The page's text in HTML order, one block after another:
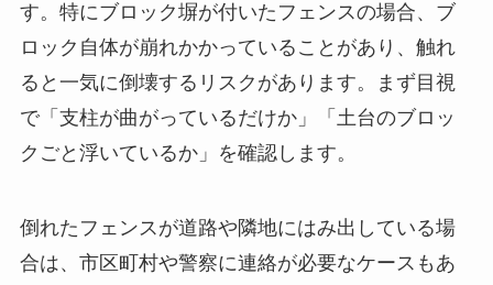
す。特にブロック塀が付いたフェンスの場合、ブ
ロック自体が崩れかかっていることがあり、触れ
ると一気に倒壊するリスクがあります。まず目視
で「支柱が曲がっているだけか」「土台のブロッ
クごと浮いているか」を確認します。
倒れたフェンスが道路や隣地にはみ出している場
合は、市区町村や警察に連絡が必要なケースもあ